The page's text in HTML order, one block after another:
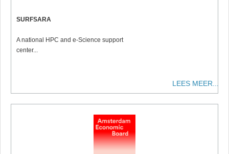
SURFSARA
A national HPC and e-Science support
center...
LEES MEER...